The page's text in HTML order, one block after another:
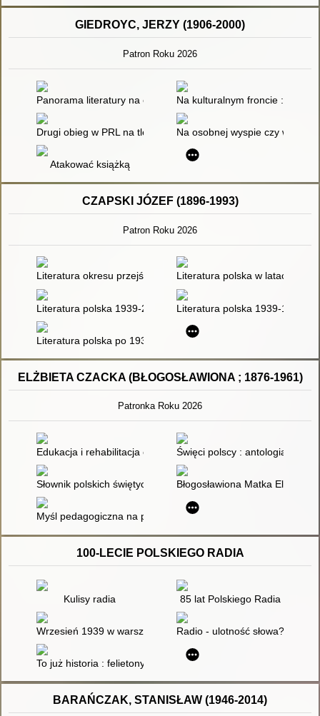
GIEDROYC, JERZY (1906-2000)
Patron Roku 2026
Panorama literatury na obczyźnie : opracowanie
Na kulturalnym froncie :
Drugi obieg w PRL na tle samizdatu w państwach bloku
Na osobnej wyspie czy wśród
Atakować książką
CZAPSKI JÓZEF (1896-1993)
Patron Roku 2026
Literatura okresu przejściowego 1975-1996Literatura polska w latach II
Literatura polska 1939-2009 Literatura polska 1939-1991
Literatura polska po 1939 roku
ELŻBIETA CZACKA (BŁOGOSŁAWIONA ; 1876-1961)
Patronka Roku 2026
Edukacja i rehabilitacja osób z równoczesną słuchowo-
Święci polscy : antologia
Słownik polskich świętych : ilustrowany, podręczny,
Błogosławiona Matka
Myśl pedagogiczna na przestrzeni wieków : chronologiczny
100-LECIE POLSKIEGO RADIA
Kulisy radia 85 lat Polskiego Radia
Wrzesień 1939 w warszawskiej rozgłośni Polskiego Radia
Radio - ulotność słowa?
To już historia : felietony o dziejach Polskiego Radia
BARAŃCZAK, STANISŁAW (1946-2014)